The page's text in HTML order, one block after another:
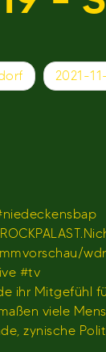
2021-
#tv
ihr Mitgefühl
viele
zynische